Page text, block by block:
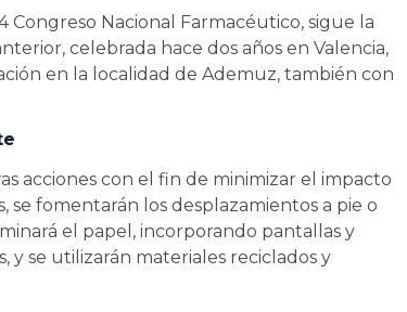
Nacional Farmacéutico, sigue la
celebrada hace dos años en Valencia,
en la localidad de Ademuz, también con
acciones con el fin de minimizar el impacto
fomentarán los desplazamientos a pie o
el papel, incorporando pantallas y
y se utilizarán materiales reciclados y